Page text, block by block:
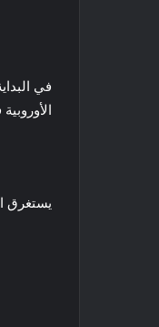
الأوروبية
يستغرق الشحن السريع